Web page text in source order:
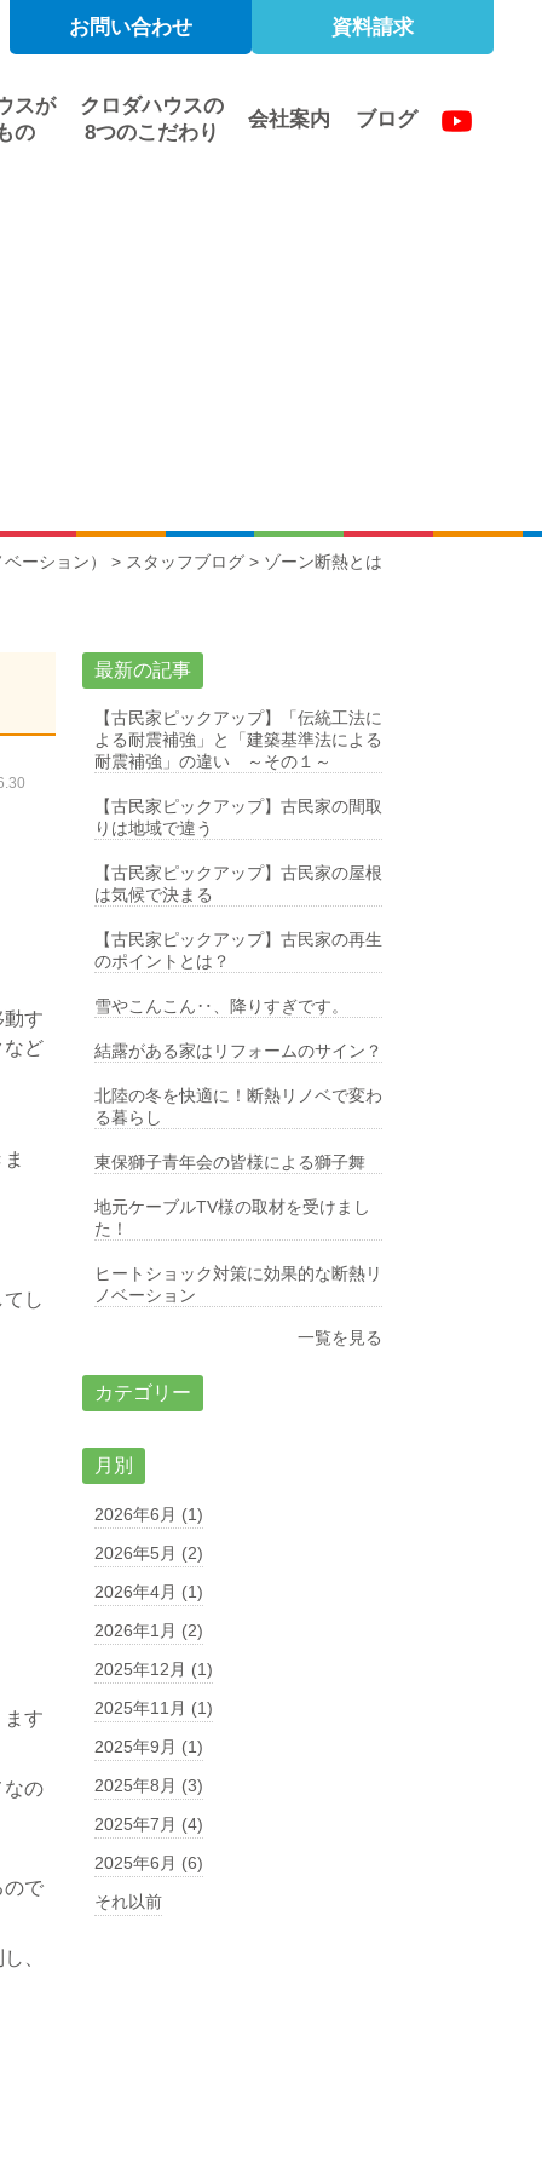
スが
の
クロダハウスの
8つのこだわり
会社案内 ブログ
お問い合わせ 資料請求
ーション） > スタッフブログ > ゾーン断熱とは
す
など
し
す
なの
ので
、
最新の記事
【古民家ピックアップ】「伝統工法に
よる耐震補強」と「建築基準法による
耐震補強」の違い ～その１～
【古民家ピックアップ】古民家の間取
りは地域で違う
【古民家ピックアップ】古民家の屋根
は気候で決まる
【古民家ピックアップ】古民家の再生
のポイントとは？
雪やこんこん‥、降りすぎです。
結露がある家はリフォームのサイン？
北陸の冬を快適に！断熱リノベで変わ
る暮らし
東保獅子青年会の皆様による獅子舞
地元ケーブルTV様の取材を受けまし
た！
ヒートショック対策に効果的な断熱リ
ノベーション
一覧を見る
カテゴリー
月別
2026年6月 (1)
2026年5月 (2)
2026年4月 (1)
2026年1月 (2)
2025年12月 (1)
2025年11月 (1)
2025年9月 (1)
2025年8月 (3)
2025年7月 (4)
2025年6月 (6)
それ以前